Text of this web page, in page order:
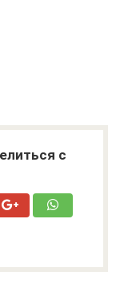
с